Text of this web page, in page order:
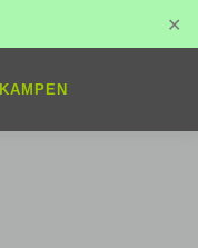
✕
KAMPEN